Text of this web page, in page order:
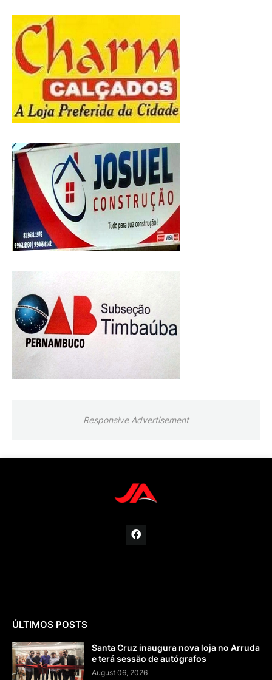
Responsive Advertisement
ÚLTIMOS POSTS
Santa Cruz inaugura nova loja no Arruda
e terá sessão de autógrafos
August 06, 2026